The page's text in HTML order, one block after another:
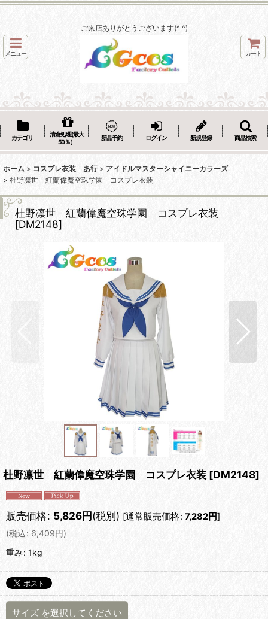
ご来店ありがとうございます(^_^)
メニュー カート
カテゴリ
清倉処理(最大
50％）
新品予約 ログイン 新規登録 商品検索
ホーム > コスプレ衣装 あ行 > アイドルマスターシャイニーカラーズ
> 杜野凛世 紅蘭偉魔空珠学園 コスプレ衣装
杜野凛世 紅蘭偉魔空珠学園 コスプレ衣装
[DM2148]
杜野凛世 紅蘭偉魔空珠学園 コスプレ衣装 [DM2148]
販売価格: 5,826円(税別) [通常販売価格: 7,282円]
(税込: 6,409円)
重み: 1kg
サイズ を選択してください